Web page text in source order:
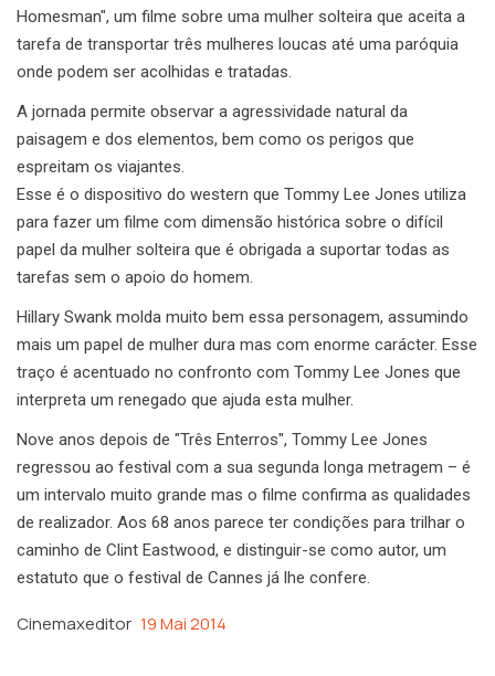
Homesman", um filme sobre uma mulher solteira que aceita a
tarefa de transportar três mulheres loucas até uma paróquia
onde podem ser acolhidas e tratadas.
A jornada permite observar a agressividade natural da
paisagem e dos elementos, bem como os perigos que
espreitam os viajantes.
Esse é o dispositivo do western que Tommy Lee Jones utiliza
para fazer um filme com dimensão histórica sobre o difícil
papel da mulher solteira que é obrigada a suportar todas as
tarefas sem o apoio do homem.
Hillary Swank molda muito bem essa personagem, assumindo
mais um papel de mulher dura mas com enorme carácter. Esse
traço é acentuado no confronto com Tommy Lee Jones que
interpreta um renegado que ajuda esta mulher.
Nove anos depois de "Três Enterros", Tommy Lee Jones
regressou ao festival com a sua segunda longa metragem – é
um intervalo muito grande mas o filme confirma as qualidades
de realizador. Aos 68 anos parece ter condições para trilhar o
caminho de Clint Eastwood, e distinguir-se como autor, um
estatuto que o festival de Cannes já lhe confere.
Cinemaxeditor 19 Mai 2014